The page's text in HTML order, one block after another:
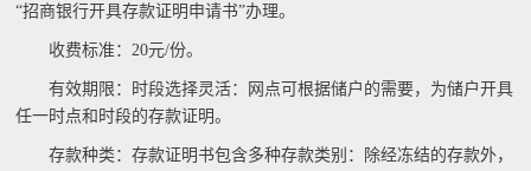
“招商银行开具存款证明申请书”办理。
收费标准：20元/份。
有效期限：时段选择灵活：网点可根据储户的需要，为储户开具
任一时点和时段的存款证明。
存款种类：存款证明书包含多种存款类别：除经冻结的存款外，